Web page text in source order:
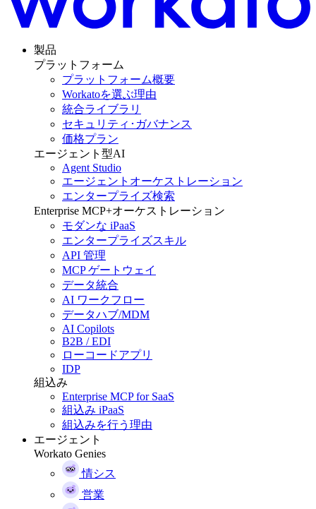
製品
プラットフォーム
プラットフォーム概要
Workatoを選ぶ理由
統合ライブラリ
セキュリティ･ガバナンス
価格プラン
エージェント型AI
Agent Studio
エージェントオーケストレーション
エンタープライズ検索
Enterprise MCP+オーケストレーション
モダンな iPaaS
エンタープライズスキル
API 管理
MCP ゲートウェイ
データ統合
AI ワークフロー
データハブ/MDM
AI Copilots
B2B / EDI
ローコードアプリ
IDP
組込み
Enterprise MCP for SaaS
組込み iPaaS
組込みを行う理由
エージェント
Workato Genies
情シス
営業